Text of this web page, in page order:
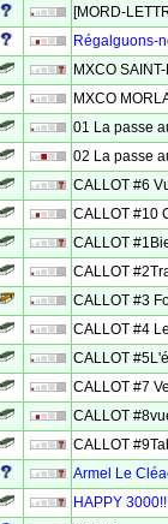
[MORD-
Régalguons-
MXCO
MXCO
01 La passe
02 La passe
CALLOT #6
CALLOT #10
CALLOT
CALLOT
CALLOT #3
CALLOT #4
CALLOT
CALLOT #7
CALLOT
CALLOT
Armel Le
HAPPY